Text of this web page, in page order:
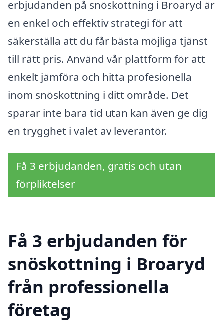
erbjudanden på snöskottning i Broaryd är
en enkel och effektiv strategi för att
säkerställa att du får bästa möjliga tjänst
till rätt pris. Använd vår plattform för att
enkelt jämföra och hitta profesionella
inom snöskottning i ditt område. Det
sparar inte bara tid utan kan även ge dig
en trygghet i valet av leverantör.
Få 3 erbjudanden, gratis och utan
förpliktelser
Få 3 erbjudanden för
snöskottning i Broaryd
från professionella
företag